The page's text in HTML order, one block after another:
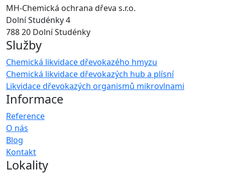
MH-Chemická ochrana dřeva s.r.o.
Dolní Studénky 4
788 20 Dolní Studénky
Služby
Chemická likvidace dřevokazého hmyzu
Chemická likvidace dřevokazých hub a plísní
Likvidace dřevokazých organismů mikrovlnami
Informace
Reference
O nás
Blog
Kontakt
Lokality